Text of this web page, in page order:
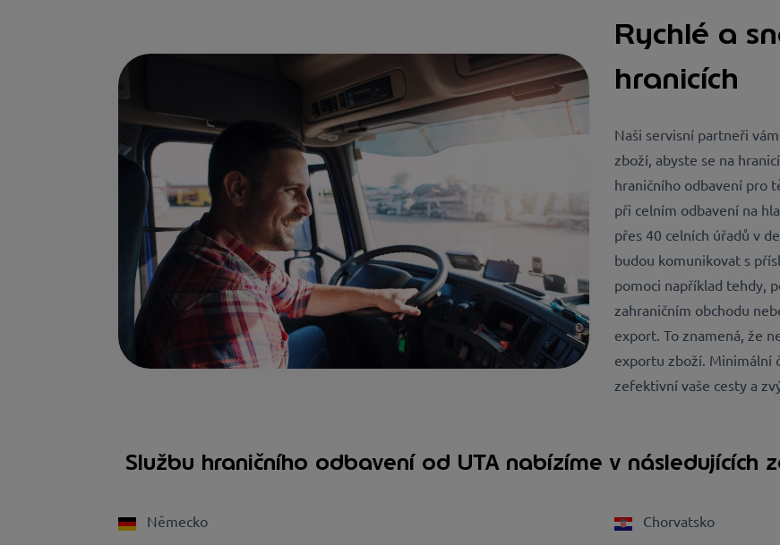
Rychlé a
hranicích
Naši servisní partneři
zboží, abyste se na
hraničního odbavení pro
při celním odbavení na
přes 40 celních úřadů v
budou komunikovat s
pomoci například tehdy,
zahraničním obchodu
export. To znamená, že
exportu zboží. Minimální
zefektivní vaše cesty a
Službu hraničního odbavení od UTA nabízíme v následujících
Německo
Chorvatsko